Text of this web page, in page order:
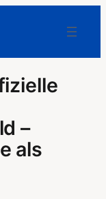
–
als